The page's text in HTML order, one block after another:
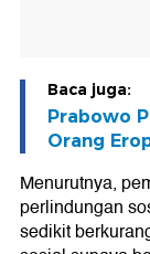
Baca juga:
Prabowo
Orang
Menurutnya,
perlindungan
sedikit